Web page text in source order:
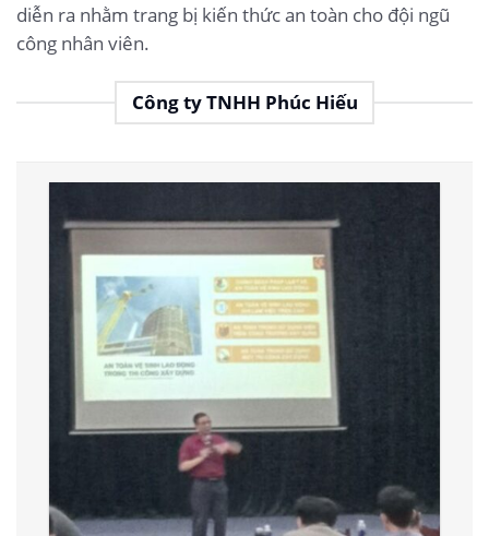
diễn ra nhằm trang bị kiến thức an toàn cho đội ngũ
công nhân viên.
Công ty TNHH Phúc Hiếu